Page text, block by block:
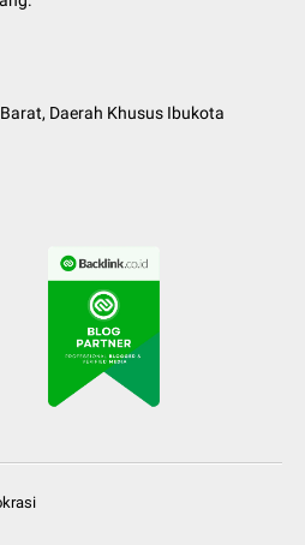
Daerah Khusus Ibukota